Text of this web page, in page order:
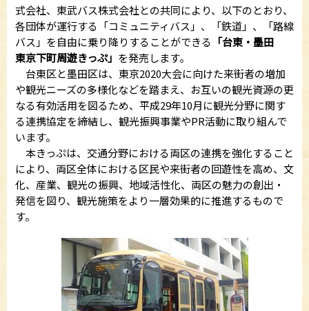
式会社、東武バス株式会社との共同により、以下のとおり、
各団体が運行する「コミュニティバス」、「鉄道」、「路線
バス」を自由に乗り降りすることができる 「台東・墨田
東京下町周遊きっぷ」 を発売します。
台東区と墨田区は、東京2020大会に向けた来街者の増加
や観光ニーズの多様化などを踏まえ、お互いの観光資源の更
なる有効活用を図るため、平成29年10月に観光分野に関す
る連携協定を締結し、観光振興事業やPR活動に取り組んで
います。
本きっぷは、交通分野における両区の連携を強化すること
により、両区全体における区民や来街者の回遊性を高め、文
化、産業、観光の振興、地域活性化、両区の魅力の創出・
発信を図り、観光施策をより一層効果的に推進するもので
す。